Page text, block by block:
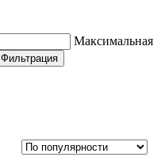
Максимальная
Фильтрация